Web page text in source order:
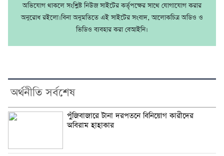
অভিযোগ থাকলে সংশ্লিষ্ট নিউজ সাইটের কর্তৃপক্ষের সাথে যোগাযোগ করার
অনুরোধ রইলো।বিনা অনুমতিতে এই সাইটের সংবাদ, আলোকচিত্র অডিও ও
ভিডিও ব্যবহার করা বেআইনি।
অর্থনীতি সর্বশেষ
পুঁজিবাজারে টানা দরপতনে বিনিয়োগ কারীদের
অবিরাম হাহাকার